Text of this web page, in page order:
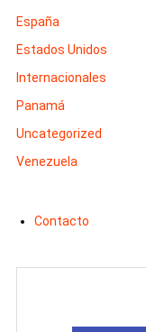
España
Estados Unidos
Internacionales
Panamá
Uncategorized
Venezuela
Contacto